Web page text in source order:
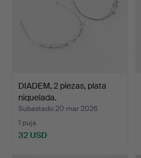
DIADEM, 2 piezas, plata
niquelada.
Subastado 20 mar 2026
1 puja
32 USD